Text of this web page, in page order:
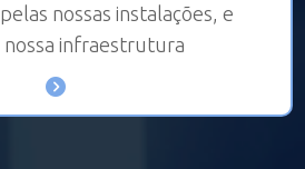
nossas instalações, e
nossa infraestrutura